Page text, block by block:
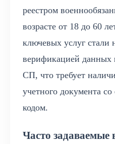
реестром
возрасте от 18 до 60
ключевых услуг стали
верификацией
СП, что требует
учетного документа
кодом.
Часто задаваемые